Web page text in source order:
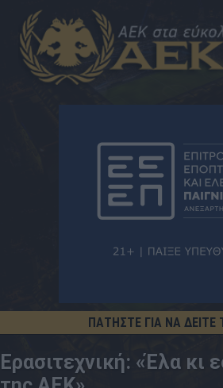
ΠΑΤΗΣΤΕ ΓΙΑ ΝΑ ΔΕΙΤΕ
Ερασιτεχνική: «Έλα κι